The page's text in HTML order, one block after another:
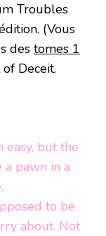
Troubles
(Vous
des tomes 1
of Deceit.
easy, but the
pawn in a
to be
about. Not